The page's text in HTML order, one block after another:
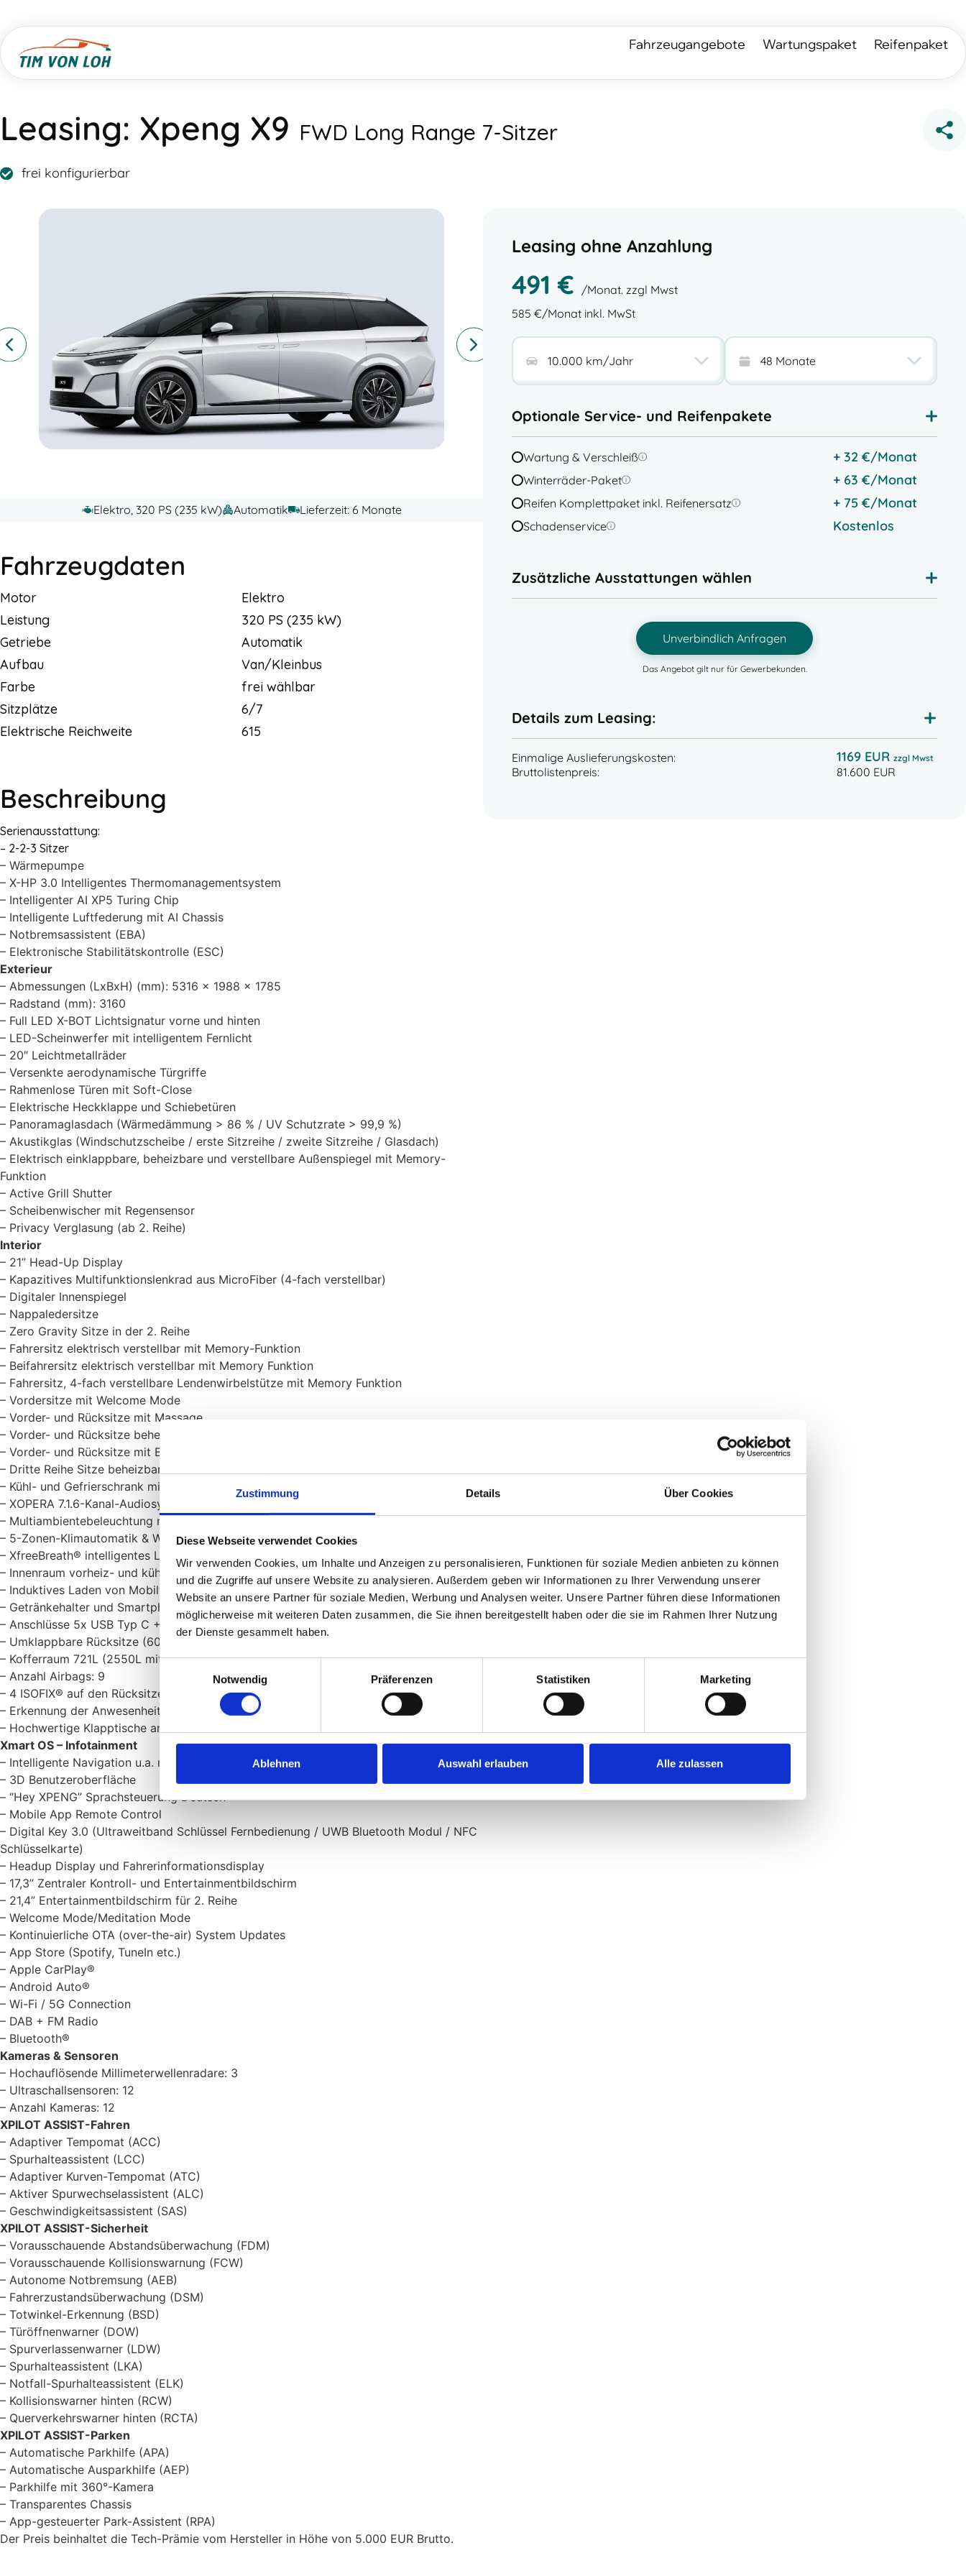
Zustimmung Details Über Cookies
Diese Webseite verwendet Cookies
Wir verwenden Cookies, um Inhalte und Anzeigen zu personalisieren, Funktionen für soziale Medien anbieten zu können
und die Zugriffe auf unsere Website zu analysieren. Außerdem geben wir Informationen zu Ihrer Verwendung unserer
Website an unsere Partner für soziale Medien, Werbung und Analysen weiter. Unsere Partner führen diese Informationen
möglicherweise mit weiteren Daten zusammen, die Sie ihnen bereitgestellt haben oder die sie im Rahmen Ihrer Nutzung
der Dienste gesammelt haben.
Einwilligungsauswahl
Notwendig
Präferenzen Statistiken Marketing
Ablehnen Auswahl erlauben Alle zulassen
Fahrzeugangebote Wartungspaket Reifenpaket
Leasing: Xpeng X9 FWD Long Range 7-Sitzer
frei konfigurierbar
Elektro, 320 PS (235 kW) Automatik Lieferzeit: 6 Monate
Fahrzeugdaten
Motor
Elektro
Leistung
320 PS (235 kW)
Getriebe
Automatik
Aufbau
Van/Kleinbus
Farbe
frei wählbar
Sitzplätze
6/7
Elektrische Reichweite
615
Beschreibung
Serienausstattung:
– 2-2-3 Sitzer
– Wärmepumpe
– X-HP 3.0 Intelligentes Thermomanagementsystem
– Intelligenter AI XP5 Turing Chip
– Intelligente Luftfederung mit AI Chassis
– Notbremsassistent (EBA)
– Elektronische Stabilitätskontrolle (ESC)
Exterieur
– Abmessungen (LxBxH) (mm): 5316 x 1988 x 1785
– Radstand (mm): 3160
– Full LED X-BOT Lichtsignatur vorne und hinten
– LED-Scheinwerfer mit intelligentem Fernlicht
– 20″ Leichtmetallräder
– Versenkte aerodynamische Türgriffe
– Rahmenlose Türen mit Soft-Close
– Elektrische Heckklappe und Schiebetüren
– Panoramaglasdach (Wärmedämmung > 86 % / UV Schutzrate > 99,9 %)
– Akustikglas (Windschutzscheibe / erste Sitzreihe / zweite Sitzreihe / Glasdach)
– Elektrisch einklappbare, beheizbare und verstellbare Außenspiegel mit Memory-
Funktion
– Active Grill Shutter
– Scheibenwischer mit Regensensor
– Privacy Verglasung (ab 2. Reihe)
Interior
– 21” Head-Up Display
– Kapazitives Multifunktionslenkrad aus MicroFiber (4-fach verstellbar)
– Digitaler Innenspiegel
– Nappaledersitze
– Zero Gravity Sitze in der 2. Reihe
– Fahrersitz elektrisch verstellbar mit Memory-Funktion
– Beifahrersitz elektrisch verstellbar mit Memory Funktion
– Fahrersitz, 4-fach verstellbare Lendenwirbelstütze mit Memory Funktion
– Vordersitze mit Welcome Mode
– Vorder- und Rücksitze mit Massage
– Vorder- und Rücksitze beheizbar
– Vorder- und Rücksitze mit Belüftung
– Dritte Reihe Sitze beheizbar und elektrisch umklappbar
– Kühl- und Gefrierschrank mit elektrischer Öffnungs- und Schließfunktion
– XOPERA 7.1.6-Kanal-Audiosystem mit 27 Lautsprechern und 1552 Watt Leistung
– Multiambientebeleuchtung mit 256 Farben
– 5-Zonen-Klimautomatik & Wärmepumpe
– XfreeBreath® intelligentes Luftreinigungssystem mit Pollen- und PM2.5-Filter
– Innenraum vorheiz- und kühlbar
– Induktives Laden von Mobiltelefonen, belüftet
– Getränkehalter und Smartphone Fach
– Anschlüsse 5x USB Typ C + 1x USB Typ A + 2x 12V
– Umklappbare Rücksitze (60/40)
– Kofferraum 721L (2550L mit umgeklappter Rückbank)
– Anzahl Airbags: 9
– 4 ISOFIX® auf den Rücksitzen
– Erkennung der Anwesenheit von Kindern – direkte Überwachung
– Hochwertige Klapptische am Rückenteil der Vordersitze
Xmart OS – Infotainment
– Intelligente Navigation u.a. mit Ladeplanung und Favoritenauswahl Ladeanbieter
– 3D Benutzeroberfläche
– “Hey XPENG” Sprachsteuerung Deutsch
– Mobile App Remote Control
– Digital Key 3.0 (Ultraweitband Schlüssel Fernbedienung / UWB Bluetooth Modul / NFC
Schlüsselkarte)
– Headup Display und Fahrerinformationsdisplay
– 17,3” Zentraler Kontroll- und Entertainmentbildschirm
– 21,4” Entertainmentbildschirm für 2. Reihe
– Welcome Mode/Meditation Mode
– Kontinuierliche OTA (over-the-air) System Updates
– App Store (Spotify, TuneIn etc.)
– Apple CarPlay®
– Android Auto®
– Wi-Fi / 5G Connection
– DAB + FM Radio
– Bluetooth®
Kameras & Sensoren
– Hochauflösende Millimeterwellenradare: 3
– Ultraschallsensoren: 12
– Anzahl Kameras: 12
XPILOT ASSIST-Fahren
– Adaptiver Tempomat (ACC)
– Spurhalteassistent (LCC)
– Adaptiver Kurven-Tempomat (ATC)
– Aktiver Spurwechselassistent (ALC)
– Geschwindigkeitsassistent (SAS)
XPILOT ASSIST-Sicherheit
– Vorausschauende Abstandsüberwachung (FDM)
– Vorausschauende Kollisionswarnung (FCW)
– Autonome Notbremsung (AEB)
– Fahrerzustandsüberwachung (DSM)
– Totwinkel-Erkennung (BSD)
– Türöffnenwarner (DOW)
– Spurverlassenwarner (LDW)
– Spurhalteassistent (LKA)
– Notfall-Spurhalteassistent (ELK)
– Kollisionswarner hinten (RCW)
– Querverkehrswarner hinten (RCTA)
XPILOT ASSIST-Parken
– Automatische Parkhilfe (APA)
– Automatische Ausparkhilfe (AEP)
– Parkhilfe mit 360°-Kamera
– Transparentes Chassis
– App-gesteuerter Park-Assistent (RPA)
Der Preis beinhaltet die Tech-Prämie vom Hersteller in Höhe von 5.000 EUR Brutto.
Leasing ohne Anzahlung
491 € /Monat. zzgl Mwst
585 €/Monat inkl. MwSt
Optionale Service- und Reifenpakete
Wartung & Verschleiß + 32 €/Monat
Winterräder-Paket + 63 €/Monat
Reifen Komplettpaket inkl. Reifenersatz + 75 €/Monat
Schadenservice Kostenlos
Zusätzliche Ausstattungen wählen
Unverbindlich Anfragen
Das Angebot gilt nur für Gewerbekunden.
Details zum Leasing:
Einmalige Auslieferungskosten: 1169 EUR zzgl Mwst
Bruttolistenpreis: 81.600 EUR